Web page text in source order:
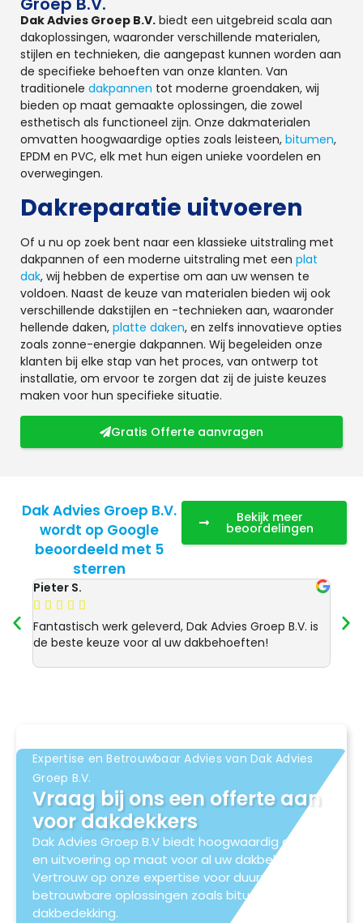
Dak Advies Groep B.V. biedt een uitgebreid scala aan
dakoplossingen, waaronder verschillende materialen,
stijlen en technieken, die aangepast kunnen worden aan
de specifieke behoeften van onze klanten. Van
traditionele dakpannen tot moderne groendaken, wij
bieden op maat gemaakte oplossingen, die zowel
esthetisch als functioneel zijn. Onze dakmaterialen
omvatten hoogwaardige opties zoals leisteen, bitumen,
EPDM en PVC, elk met hun eigen unieke voordelen en
overwegingen.
Dakreparatie uitvoeren
Of u nu op zoek bent naar een klassieke uitstraling met
dakpannen of een moderne uitstraling met een plat
dak, wij hebben de expertise om aan uw wensen te
voldoen. Naast de keuze van materialen bieden wij ook
verschillende dakstijlen en -technieken aan, waaronder
hellende daken, platte daken, en zelfs innovatieve opties
zoals zonne-energie dakpannen. Wij begeleiden onze
klanten bij elke stap van het proces, van ontwerp tot
installatie, om ervoor te zorgen dat zij de juiste keuzes
maken voor hun specifieke situatie.
Gratis Offerte aanvragen
Dak Advies Groep B.V.
wordt op Google
beoordeeld met 5
sterren
Bekijk meer
beoordelingen
Pieter S.
    
Fantastisch werk geleverd, Dak Advies Groep B.V. is
de beste keuze voor al uw dakbehoeften!
Expertise en Betrouwbaar Advies van Dak Advies
Groep B.V.
Vraag bij ons een offerte aan
voor dakdekkers
Dak Advies Groep B.V biedt hoogwaardig advies
en uitvoering op maat voor al uw dakbehoeften.
Vertrouw op onze expertise voor duurzame en
betrouwbare oplossingen zoals bitumen
dakbedekking.